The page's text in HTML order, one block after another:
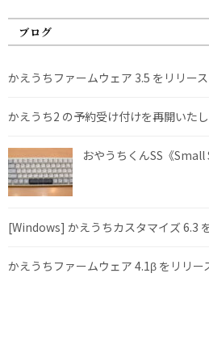
ブログ
かえうちファームウェア 3.5 をリリー
かえうち2 の予約受け付けを再開いた
おやうちくんSS《Small
[Windows] かえうちカスタマイズ 6.3
かえうちファームウェア 4.1β をリリー